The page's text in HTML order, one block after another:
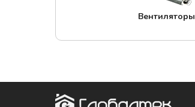
Вентиляторы